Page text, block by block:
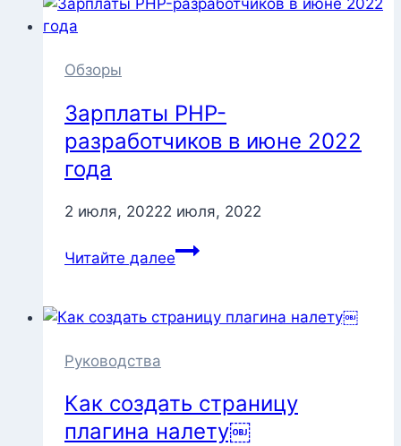
Обзоры
Зарплаты PHP-
разработчиков в июне 2022
года
2 июля, 20222 июля, 2022
Читайте далее
Зарплаты
PHP-
в
Руководства
Как создать страницу
плагина налету￼